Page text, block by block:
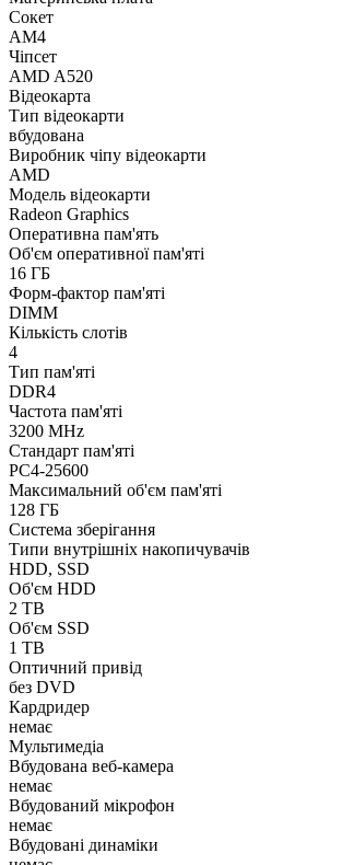
Сокет
AM4
Чіпсет
AMD A520
Відеокарта
Тип відеокарти
вбудована
Виробник чіпу відеокарти
AMD
Модель відеокарти
Radeon Graphics
Оперативна пам'ять
Об'єм оперативної пам'яті
16 ГБ
Форм-фактор пам'яті
DIMM
Кількість слотів
4
Тип пам'яті
DDR4
Частота пам'яті
3200 MHz
Стандарт пам'яті
PC4-25600
Максимальний об'єм пам'яті
128 ГБ
Система зберігання
Типи внутрішніх накопичувачів
HDD, SSD
Об'єм HDD
2 TB
Об'єм SSD
1 TB
Оптичний привід
без DVD
Кардридер
немає
Мультимедіа
Вбудована веб-камера
немає
Вбудований мікрофон
немає
Вбудовані динаміки